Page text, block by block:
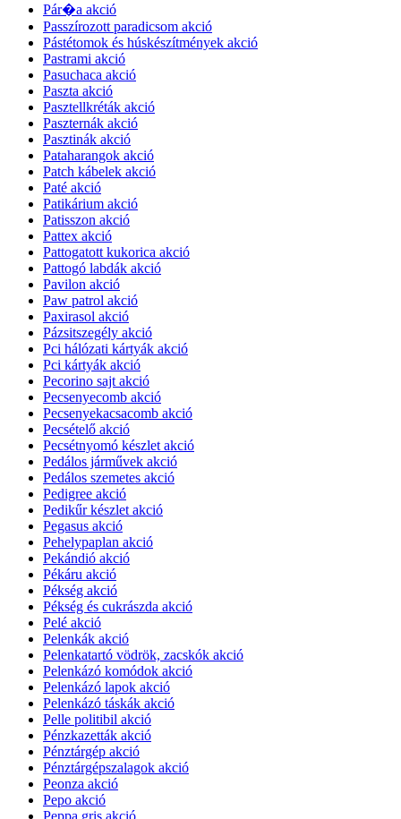
Pár�a akció
Passzírozott paradicsom akció
Pástétomok és húskészítmények akció
Pastrami akció
Pasuchaca akció
Paszta akció
Pasztellkréták akció
Paszternák akció
Pasztinák akció
Pataharangok akció
Patch kábelek akció
Paté akció
Patikárium akció
Patisszon akció
Pattex akció
Pattogatott kukorica akció
Pattogó labdák akció
Pavilon akció
Paw patrol akció
Paxirasol akció
Pázsitszegély akció
Pci hálózati kártyák akció
Pci kártyák akció
Pecorino sajt akció
Pecsenyecomb akció
Pecsenyekacsacomb akció
Pecsételő akció
Pecsétnyomó készlet akció
Pedálos járművek akció
Pedálos szemetes akció
Pedigree akció
Pedikűr készlet akció
Pegasus akció
Pehelypaplan akció
Pekándió akció
Pékáru akció
Pékség akció
Pékség és cukrászda akció
Pelé akció
Pelenkák akció
Pelenkatartó vödrök, zacskók akció
Pelenkázó komódok akció
Pelenkázó lapok akció
Pelenkázó táskák akció
Pelle politibil akció
Pénzkazetták akció
Pénztárgép akció
Pénztárgépszalagok akció
Peonza akció
Pepo akció
Peppa gris akció